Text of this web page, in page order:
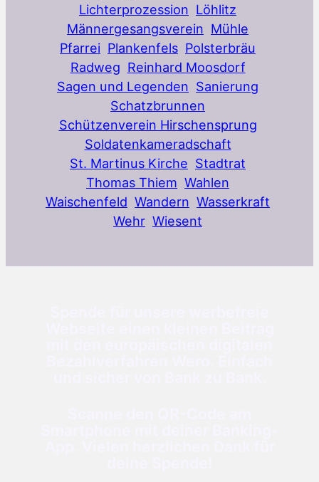
Lichterprozession Löhlitz
Männergesangsverein Mühle
Pfarrei Plankenfels Polsterbräu
Radweg Reinhard Moosdorf
Sagen und Legenden Sanierung
Schatzbrunnen
Schützenverein Hirschensprung
Soldatenkameradschaft
St. Martinus Kirche Stadtrat
Thomas Thiem Wahlen
Waischenfeld Wandern Wasserkraft
Wehr Wiesent